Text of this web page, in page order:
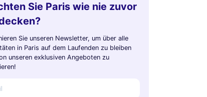
Sie Paris wie nie zuvor
Sie unseren Newsletter, um über alle
in Paris auf dem Laufenden zu bleiben
unseren exklusiven Angeboten zu